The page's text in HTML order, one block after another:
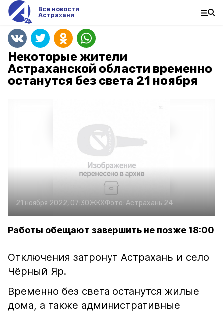
Все новости
Астрахани
Некоторые жители
Астраханской области временно
останутся без света 21 ноября
21 ноября 2022, 07:30ЖКХФото: Астрахань 24
Работы обещают завершить не позже 18:00
Отключения затронут Астрахань и село
Чёрный Яр.
Временно без света останутся жилые
дома, а также административные